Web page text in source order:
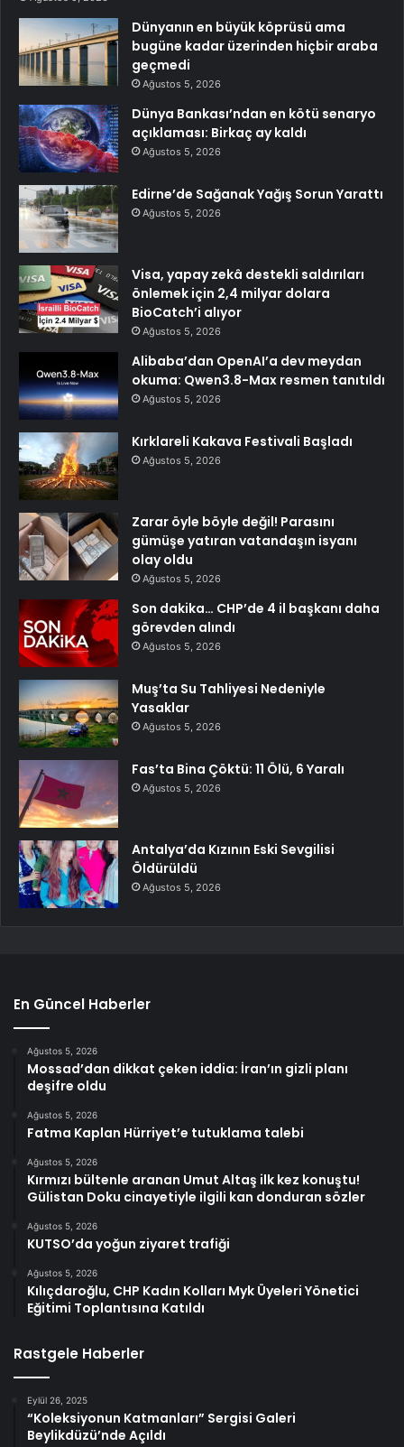
Dünyanın en büyük köprüsü ama
bugüne kadar üzerinden hiçbir araba
geçmedi
Ağustos 5, 2026
Dünya Bankası’ndan en kötü senaryo
açıklaması: Birkaç ay kaldı
Ağustos 5, 2026
Edirne’de Sağanak Yağış Sorun Yarattı
Ağustos 5, 2026
Visa, yapay zekâ destekli saldırıları
önlemek için 2,4 milyar dolara
BioCatch’i alıyor
Ağustos 5, 2026
Alibaba’dan OpenAI’a dev meydan
okuma: Qwen3.8-Max resmen tanıtıldı
Ağustos 5, 2026
Kırklareli Kakava Festivali Başladı
Ağustos 5, 2026
Zarar öyle böyle değil! Parasını
gümüşe yatıran vatandaşın isyanı
olay oldu
Ağustos 5, 2026
Son dakika… CHP’de 4 il başkanı daha
görevden alındı
Ağustos 5, 2026
Muş’ta Su Tahliyesi Nedeniyle
Yasaklar
Ağustos 5, 2026
Fas’ta Bina Çöktü: 11 Ölü, 6 Yaralı
Ağustos 5, 2026
Antalya’da Kızının Eski Sevgilisi
Öldürüldü
Ağustos 5, 2026
En Güncel Haberler
Ağustos 5, 2026
Mossad’dan dikkat çeken iddia: İran’ın gizli planı
deşifre oldu
Ağustos 5, 2026
Fatma Kaplan Hürriyet’e tutuklama talebi
Ağustos 5, 2026
Kırmızı bültenle aranan Umut Altaş ilk kez konuştu!
Gülistan Doku cinayetiyle ilgili kan donduran sözler
Ağustos 5, 2026
KUTSO’da yoğun ziyaret trafiği
Ağustos 5, 2026
Kılıçdaroğlu, CHP Kadın Kolları Myk Üyeleri Yönetici
Eğitimi Toplantısına Katıldı
Rastgele Haberler
Eylül 26, 2025
“Koleksiyonun Katmanları” Sergisi Galeri
Beylikdüzü’nde Açıldı